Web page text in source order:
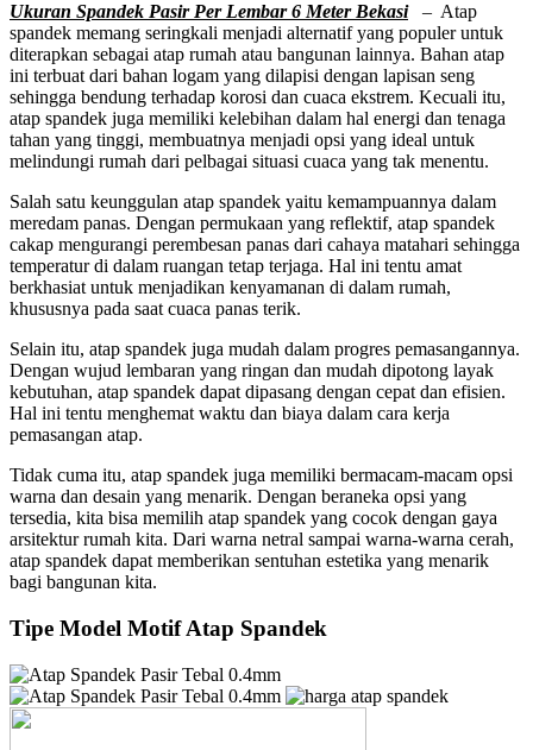
Ukuran Spandek Pasir Per Lembar 6 Meter Bekasi– Atap
spandek memang seringkali menjadi alternatif yang populer untuk
diterapkan sebagai atap rumah atau bangunan lainnya. Bahan atap
ini terbuat dari bahan logam yang dilapisi dengan lapisan seng
sehingga bendung terhadap korosi dan cuaca ekstrem. Kecuali itu,
atap spandek juga memiliki kelebihan dalam hal energi dan tenaga
tahan yang tinggi, membuatnya menjadi opsi yang ideal untuk
melindungi rumah dari pelbagai situasi cuaca yang tak menentu.
Salah satu keunggulan atap spandek yaitu kemampuannya dalam
meredam panas. Dengan permukaan yang reflektif, atap spandek
cakap mengurangi perembesan panas dari cahaya matahari sehingga
temperatur di dalam ruangan tetap terjaga. Hal ini tentu amat
berkhasiat untuk menjadikan kenyamanan di dalam rumah,
khususnya pada saat cuaca panas terik.
Selain itu, atap spandek juga mudah dalam progres pemasangannya.
Dengan wujud lembaran yang ringan dan mudah dipotong layak
kebutuhan, atap spandek dapat dipasang dengan cepat dan efisien.
Hal ini tentu menghemat waktu dan biaya dalam cara kerja
pemasangan atap.
Tidak cuma itu, atap spandek juga memiliki bermacam-macam opsi
warna dan desain yang menarik. Dengan beraneka opsi yang
tersedia, kita bisa memilih atap spandek yang cocok dengan gaya
arsitektur rumah kita. Dari warna netral sampai warna-warna cerah,
atap spandek dapat memberikan sentuhan estetika yang menarik
bagi bangunan kita.
Tipe Model Motif Atap Spandek